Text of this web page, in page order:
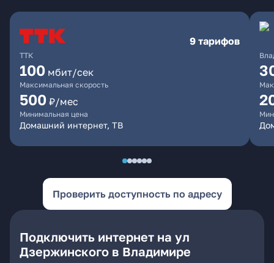
ТТК
9 тарифов
100 мбит/сек
Максимальная скорость
500 ₽/мес
Минимальная цена
Домашний интернет, ТВ
Проверить доступность по адресу
Подключить интернет на ул
Дзержинского в Владимире